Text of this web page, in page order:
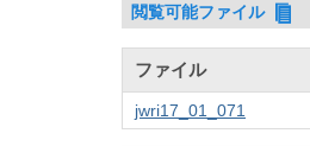
閲覧可能ファイル
ファイル
jwri17_01_071